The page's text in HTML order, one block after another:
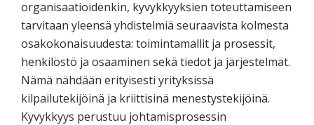
organisaatioidenkin, kyvykkyyksien toteuttamiseen
tarvitaan yleensä yhdistelmiä seuraavista kolmesta
osakokonaisuudesta: toimintamallit ja prosessit,
henkilöstö ja osaaminen sekä tiedot ja järjestelmät.
Nämä nähdään erityisesti yrityksissä
kilpailutekijöinä ja kriittisinä menestystekijöinä.
Kyvykkyys perustuu johtamisprosessin